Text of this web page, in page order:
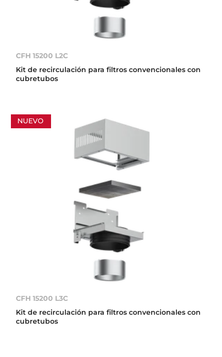
CFH 15200 L2C
Kit de recirculación para filtros convencionales con
cubretubos
NUEVO
CFH 15200 L3C
Kit de recirculación para filtros convencionales con
cubretubos